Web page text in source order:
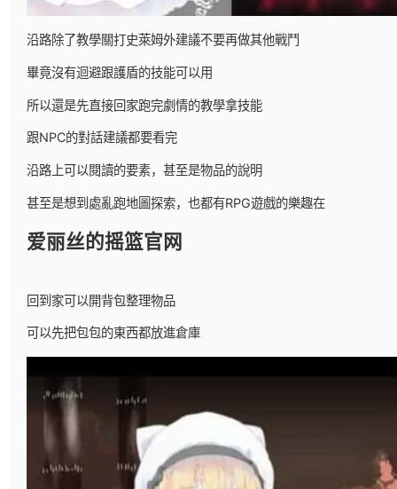
沿路除了教學關打史萊姆外建議不要再做其他戰鬥
畢竟沒有迴避跟護盾的技能可以用
所以還是先直接回家跑完劇情的教學拿技能
跟NPC的對話建議都要看完
沿路上可以閱讀的要素，甚至是物品的說明
甚至是想到處亂跑地圖探索，也都有RPG遊戲的樂趣在
爱丽丝的摇篮官网
回到家可以開背包整理物品
可以先把包包的東西都放進倉庫